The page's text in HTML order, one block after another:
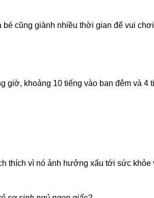
cũng giành nhiều thời gian để vui
giờ, khoảng 10 tiếng vào ban đêm và 4
thích vì nó ảnh hưởng xấu tới sức khỏe